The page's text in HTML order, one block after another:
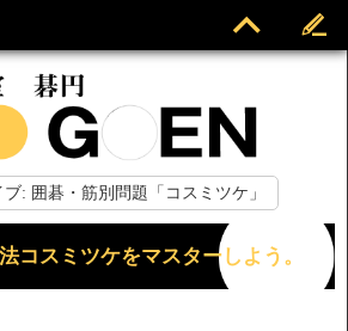
ブ: 囲碁・筋別問題「コスミツケ」
コスミツケをマスターしよう。